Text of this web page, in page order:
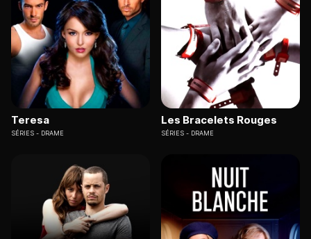
Teresa
SÉRIES DRAME
Les Bracelets Rouges
SÉRIES DRAME